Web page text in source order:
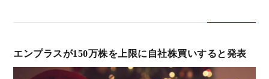
エンプラスが150万株を上限に自社株買いすると発表